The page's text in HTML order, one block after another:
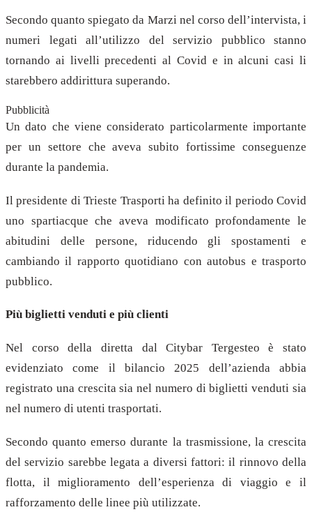
Secondo quanto spiegato da Marzi nel corso dell’intervista, i
numeri legati all’utilizzo del servizio pubblico stanno
tornando ai livelli precedenti al Covid e in alcuni casi li
starebbero addirittura superando.
Pubblicità
Un dato che viene considerato particolarmente importante
per un settore che aveva subito fortissime conseguenze
durante la pandemia.
Il presidente di Trieste Trasporti ha definito il periodo Covid
uno spartiacque che aveva modificato profondamente le
abitudini delle persone, riducendo gli spostamenti e
cambiando il rapporto quotidiano con autobus e trasporto
pubblico.
Più biglietti venduti e più clienti
Nel corso della diretta dal Citybar Tergesteo è stato
evidenziato come il bilancio 2025 dell’azienda abbia
registrato una crescita sia nel numero di biglietti venduti sia
nel numero di utenti trasportati.
Secondo quanto emerso durante la trasmissione, la crescita
del servizio sarebbe legata a diversi fattori: il rinnovo della
flotta, il miglioramento dell’esperienza di viaggio e il
rafforzamento delle linee più utilizzate.